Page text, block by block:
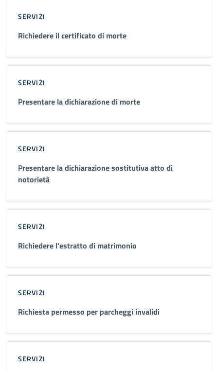
SERVIZI
Richiedere il certificato di morte
SERVIZI
Presentare la dichiarazione di morte
SERVIZI
Presentare la dichiarazione sostitutiva atto di
notorietà
SERVIZI
Richiedere l'estratto di matrimonio
SERVIZI
Richiesta permesso per parcheggi invalidi
SERVIZI